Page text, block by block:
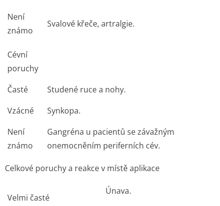
Není
známo
Svalové křeče, artralgie.
Cévní
poruchy
Časté
Vzácné
Není
známo
Studené ruce a nohy.
Synkopa.
Gangréna u pacientů se závažným
onemocněním periferních cév.
Celkové poruchy a reakce v místě aplikace
Velmi časté
Únava.